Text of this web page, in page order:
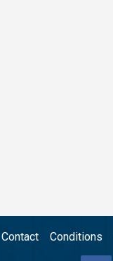
Contact Conditions